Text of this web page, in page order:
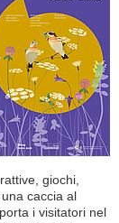
giochi,
caccia al
i visitatori nel